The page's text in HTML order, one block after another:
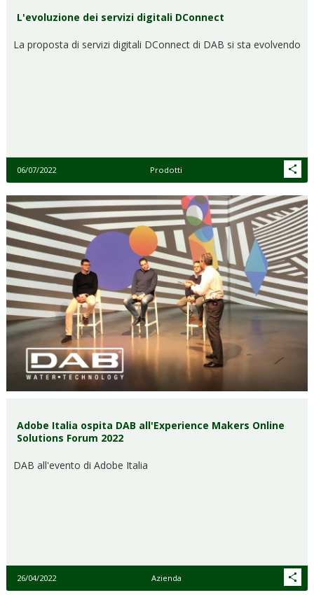
L'evoluzione dei servizi digitali DConnect
La proposta di servizi digitali DConnect di DAB si sta evolvendo
06/07/2022 Prodotti
Adobe Italia ospita DAB all'Experience Makers Online
Solutions Forum 2022
DAB all'evento di Adobe Italia
26/04/2022 Azienda